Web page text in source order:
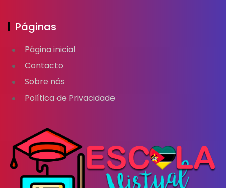
Páginas
Página inicial
Contacto
Sobre nós
Política de Privacidade